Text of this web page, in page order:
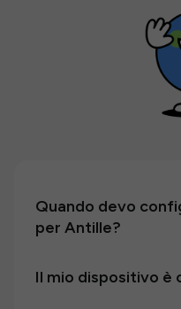
Quando devo
per Antille?
Il mio dispositivo è